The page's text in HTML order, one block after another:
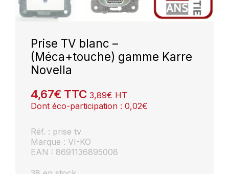
Prise TV blanc –
(Méca+touche) gamme Karre
Novella
4,67€ TTC 3,89€ HT
Dont éco-participation : 0,02€
Réf. : prise tv
Marque : VI-KO
EAN : 8691136895008